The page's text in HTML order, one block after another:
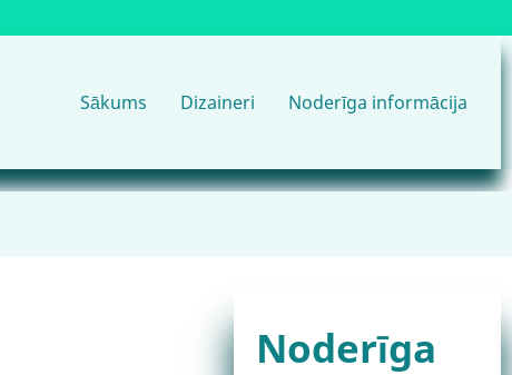
Main
navigation
Sākums Dizaineri Noderīga informācija
Noderīga